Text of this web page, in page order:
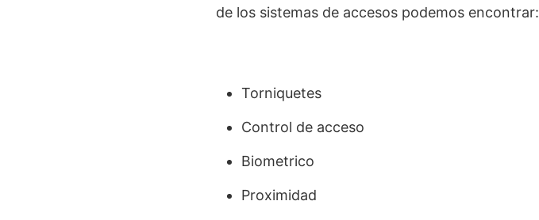
de los sistemas de accesos podemos encontrar:
Torniquetes
Control de acceso
Biometrico
Proximidad